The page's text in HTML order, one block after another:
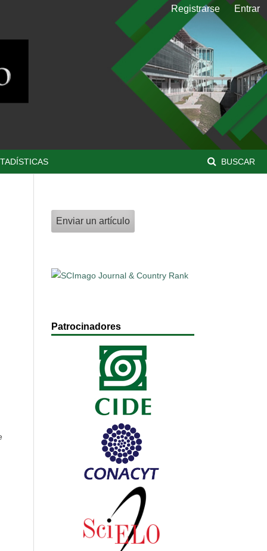
BUSCAR
Registrarse Entrar
Enviar un artículo
Patrocinadores